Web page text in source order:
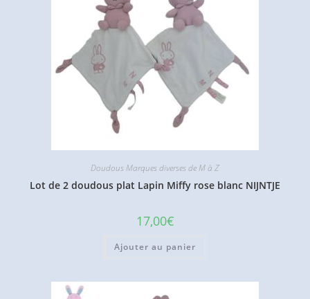
Doudous Marques diverses de M à Z
Lot de 2 doudous plat Lapin Miffy rose blanc NIJNTJE
17,00€
Ajouter au panier